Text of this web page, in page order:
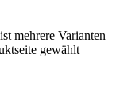
mehrere Varianten
gewählt